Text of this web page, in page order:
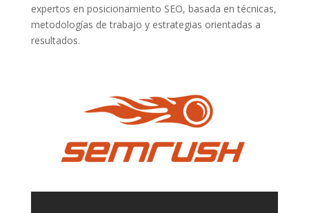
expertos en posicionamiento SEO, basada en técnicas,
metodologías de trabajo y estrategias orientadas a
resultados.